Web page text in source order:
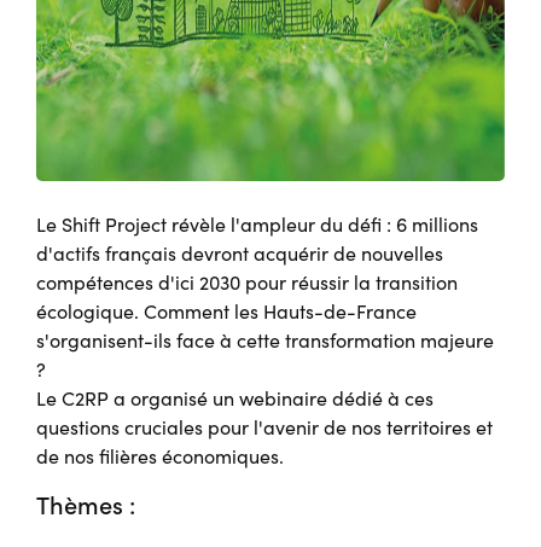
Le Shift Project révèle l'ampleur du défi : 6 millions
d'actifs français devront acquérir de nouvelles
compétences d'ici 2030 pour réussir la transition
écologique. Comment les Hauts-de-France
s'organisent-ils face à cette transformation majeure
?
Le C2RP a organisé un webinaire dédié à ces
questions cruciales pour l'avenir de nos territoires et
de nos filières économiques.
Thèmes :